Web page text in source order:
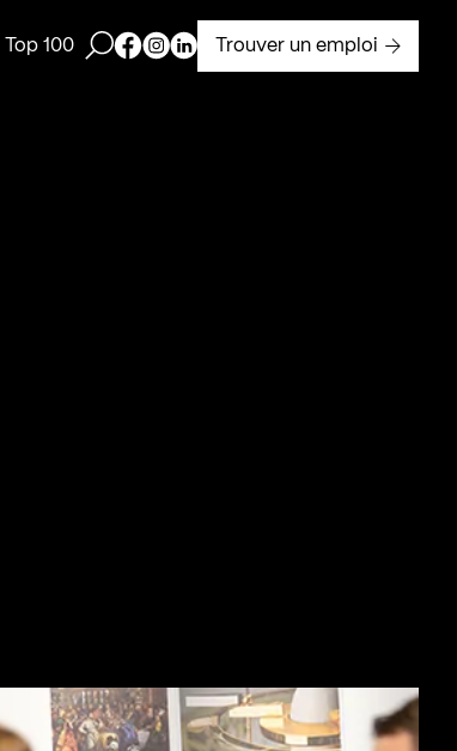
Top 100 Ouvrir la barre de recherche
Page Facebook de Kollectif
Page Instagram de Kollectif
Page Linkedin de Kollectif
Trouver un emploi